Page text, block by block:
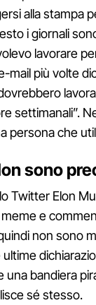
alla stampa
i giornali
lavorare
mail più volte
settimanali”.
persona che
sono
Twitter Elon
e
non sono
ultime
una bandiera
sé stesso.